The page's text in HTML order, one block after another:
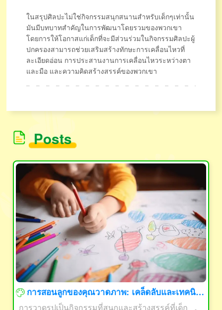
ในสรุปศิลปะไม่ใช่กิจกรรมสนุกสนานสำหรับเด็กๆเท่านั้น
มันมีบทบาทสำคัญในการพัฒนาโดยรวมของพวกเขา
โดยการให้โอกาสแก่เด็กที่จะมีส่วนร่วมในกิจกรรมศิลปะผู้
ปกครองสามารถช่วยเสริมสร้างทักษะการเคลื่อนไหวที่
ละเอียดอ่อน การประสานงานการเคลื่อนไหวระหว่างตา
และมือ และความคิดสร้างสรรค์ของพวกเขา
Posts
การสอนลูกของคุณวาดภาพ: เคล็ดลับและเทคนิคง่ายๆสำหรับผู้ปกครอง
การวาดรูปเป็นกิจกรรมที่สนุกและสร้างสรรค์ที่เด็ก